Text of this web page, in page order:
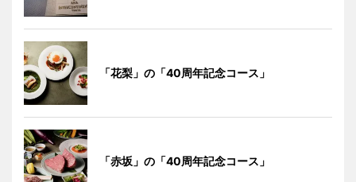
「花梨」の「40周年記念コース」
「赤坂」の「40周年記念コース」